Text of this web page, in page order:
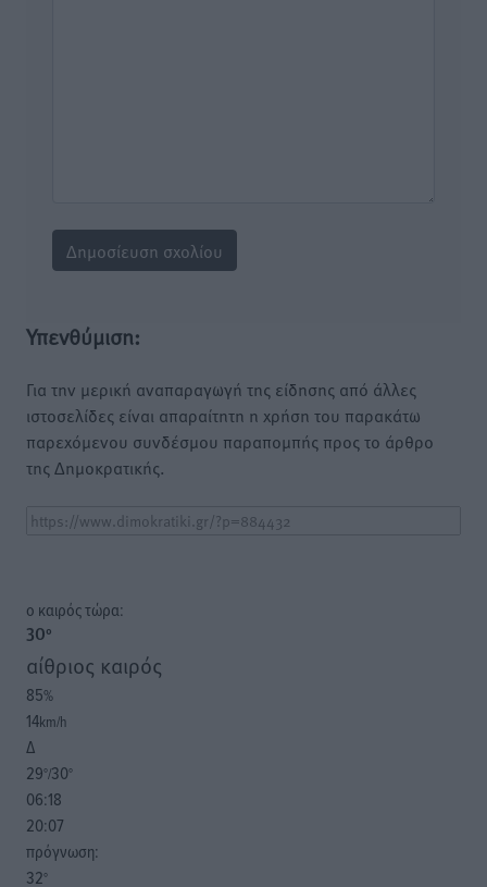
Υπενθύμιση:
Για την μερική αναπαραγωγή της είδησης από άλλες
ιστοσελίδες είναι απαραίτητη η χρήση του παρακάτω
παρεχόμενου συνδέσμου παραπομπής προς το άρθρο
της Δημοκρατικής.
o καιρός τώρα:
30°
αίθριος καιρός
85%
14km/h
Δ
29°/30°
06:18
20:07
πρόγνωση:
32°